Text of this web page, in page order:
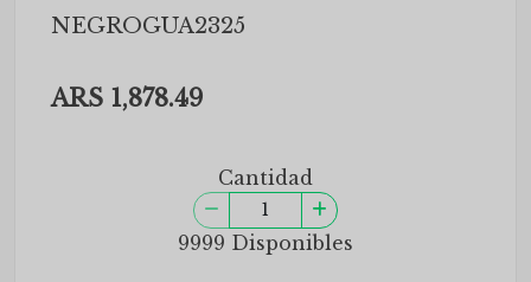
NEGROGUA2325
ARS 1,878.49
Cantidad
9999 Disponibles